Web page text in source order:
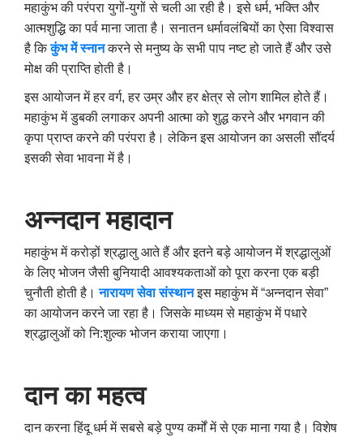
महाकुंभ की परंपरा युगों-युगों से चली आ रही है। इसे धर्म, भक्ति और
आत्मशुद्धि का पर्व माना जाता है। सनातन धर्मावलंबियों का ऐसा विश्वास
है किकुंभ में स्नानकरने से मनुष्य के सभी पाप नष्ट हो जाते हैं और उसे
मोक्ष की प्राप्ति होती है।
इस आयोजन में हर वर्ग,हर उम्र और हर क्षेत्र से लोग शामिल होते हैं।
महाकुंभ में डुबकी लगाकर अपनी आत्मा को शुद्ध करने और भगवान की
कृपा प्राप्त करने की परंपरा है। लेकिन इस आयोजन का असली सौंदर्य
इसकी सेवा भावना में है।
अन्नदान महादान
महाकुंभ में करोड़ों श्रद्धालु आते हैं और इतने बड़े आयोजन में श्रद्धालुओं
के लिए भोजन जैसी बुनियादी आवश्यकताओं को पूरा करना एक बड़ी
चुनौती होती है।नारायण सेवा संस्थानइस महाकुंभ में “अन्नदान सेवा”
का आयोजन करने जा रहा है। जिसके माध्यम से महाकुंभ में पधारे
श्रद्धालुओं को नि:शुल्क भोजन कराया जाएगा।
दान का महत्व
दान करना हिंदू धर्म में सबसे बड़े पुण्य कर्मों में से एक माना गया है। विशेष